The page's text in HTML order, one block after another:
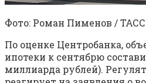
Фото: Роман Пименов / ТАСС
По оценке Центробанка,
ипотеки к сентябрю
миллиарда рублей).